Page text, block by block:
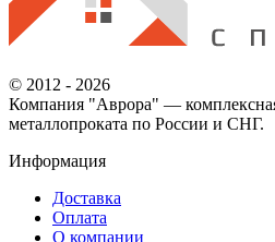
© 2012 - 2026
Компания "Аврора" —
металлопроката по России и СНГ.
Информация
Доставка
Оплата
О компании